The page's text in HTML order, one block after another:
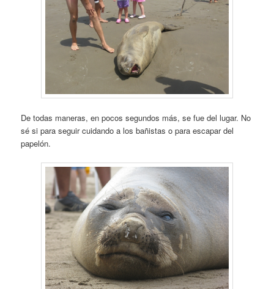
De todas maneras, en pocos segundos más, se fue del lugar. No
sé si para seguir cuidando a los bañistas o para escapar del
papelón.